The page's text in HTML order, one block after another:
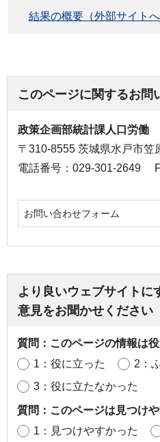
結果の概要（外部サイトへ
このページに関するお問
政策企画部統計課人口労働
〒310-8555 茨城県水戸市笠
電話番号：029-301-2649
お問い合わせフォーム
より良いウェブサイトに
意見をお聞かせください
質問：このページの情報は
1：役に立った
2：
3：役に立たなかった
質問：このページは見つけ
1：見つけやすかった